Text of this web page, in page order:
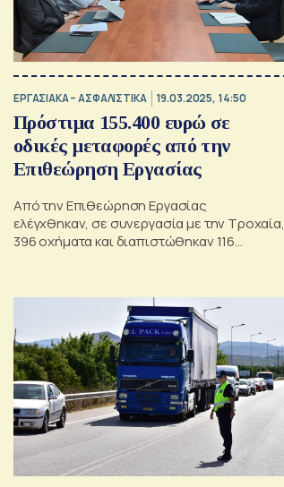
ΕΡΓΑΣΙΑΚΑ – ΑΣΦΑΛΙΣΤΙΚΑ 19.03.2025, 14:50
Πρόστιμα 155.400 ευρώ σε
οδικές μεταφορές από την
Επιθεώρηση Εργασίας
Από την Επιθεώρηση Εργασίας
ελέγχθηκαν, σε συνεργασία με την Τροχαία,
396 οχήματα και διαπιστώθηκαν 116